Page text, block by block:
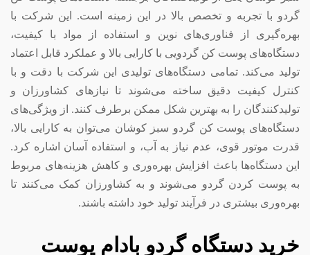
گردو با تجربه و تخصص بالا در این زمینه است. این شرکت با
بهره‌گیری از فناوری‌های نوین و استفاده از مواد با کیفیت،
دستگاه‌های پوست کن گردویی با کارایی بالا و عملکرد قابل اعتماد
تولید می‌کند. تمامی دستگاه‌های تولیدی این شرکت با دقت و با
کنترل کیفیت دقیق ساخته می‌شوند تا نیازهای کشاورزان و
تولیدکنندگان را به بهترین شکل ممکن برطرف کنند. از ویژگی‌های
دستگاه‌های پوست کن گردو سبز کوشان می‌توان به کارایی بالا،
قدرت موتور قوی، عدم نیاز به آب، و استفاده آسان اشاره کرد.
این دستگاه‌ها باعث افزایش بهره‌وری و کاهش هزینه‌های مربوط
به پوست کردن گردو می‌شوند و به کشاورزان کمک می‌کنند تا
بهره‌وری بیشتری در فرآیند تولید خود داشته باشند.
خرید دستگاه گردو بادام پوست